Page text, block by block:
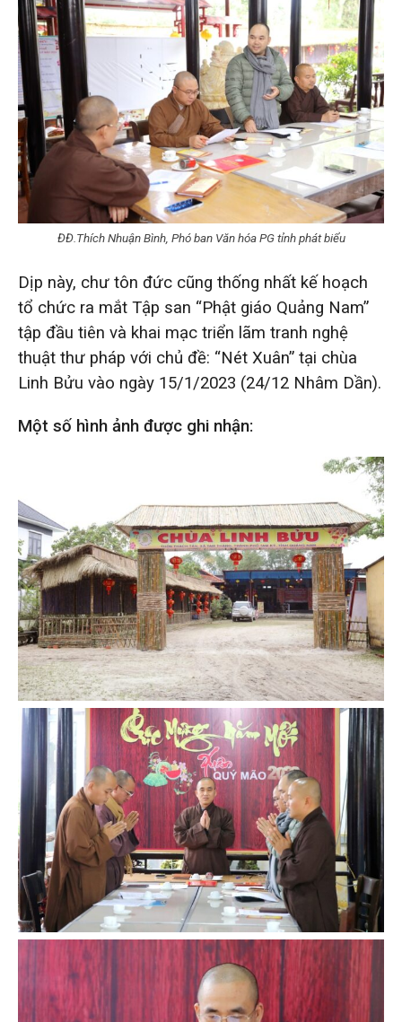
ĐĐ.Thích Nhuận Bình, Phó ban Văn hóa PG tỉnh phát biểu
Dịp này, chư tôn đức cũng thống nhất kế hoạch
tổ chức ra mắt Tập san “Phật giáo Quảng Nam”
tập đầu tiên và khai mạc triển lãm tranh nghệ
thuật thư pháp với chủ đề: “Nét Xuân” tại chùa
Linh Bửu vào ngày 15/1/2023 (24/12 Nhâm Dần).
Một số hình ảnh được ghi nhận: